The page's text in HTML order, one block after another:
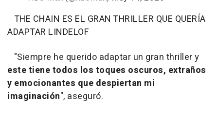
THE CHAIN ES EL GRAN THRILLER QUE QUERÍA
ADAPTAR LINDELOF
"Siempre he querido adaptar un gran thriller y
este tiene todos los toques oscuros, extraños
y emocionantes que despiertan mi
imaginación", aseguró.